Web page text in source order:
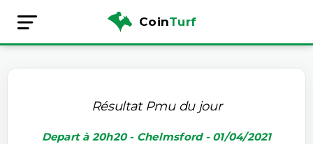
CoinTurf
Résultat Pmu du jour
Depart à 20h20 - Chelmsford - 01/04/2021